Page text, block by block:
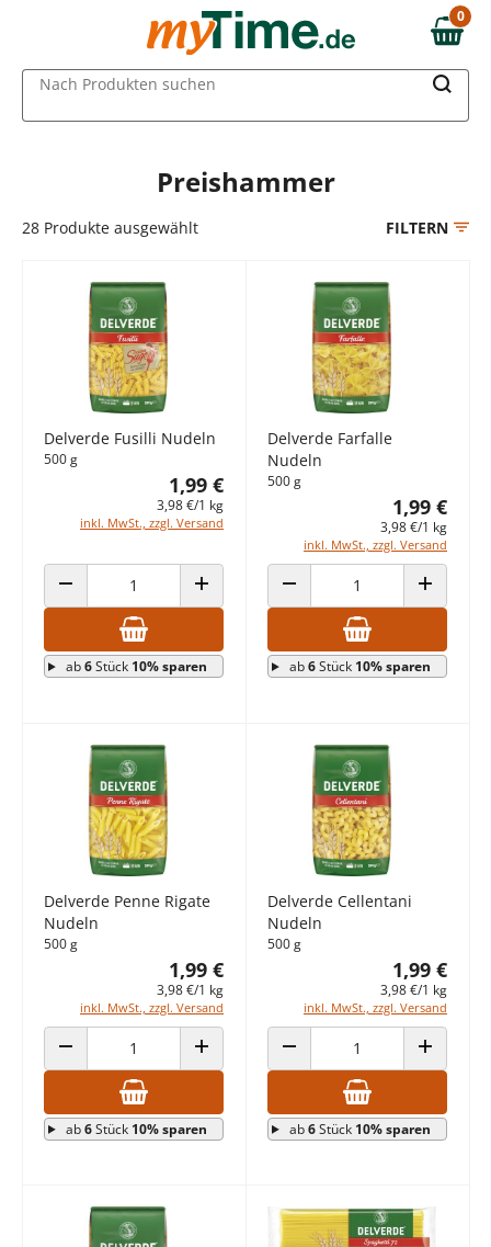
Zum Hauptinhalt springen
Zur Navigation springen
Zur Suche springen
0,00 €
0
Nach Produkten suchen
Preishammer
28 Produkte ausgewählt FILTERN
Delverde Fusilli Nudeln
500 g
1,99 €
3,98 €/1 kg
inkl. MwSt., zzgl. Versand
ANZAHL VERRINGERN ANZAHL ERHÖHEN
ab6Stück 10% sparen
Delverde Farfalle
Nudeln
500 g
1,99 €
3,98 €/1 kg
inkl. MwSt., zzgl. Versand
ANZAHL VERRINGERN ANZAHL
ab6Stück 10% sparen
Delverde Penne Rigate
Nudeln
500 g
1,99 €
3,98 €/1 kg
inkl. MwSt., zzgl. Versand
ANZAHL VERRINGERN ANZAHL ERHÖHEN
ab6Stück 10% sparen
Delverde Cellentani
Nudeln
500 g
1,99 €
3,98 €/1 kg
inkl. MwSt., zzgl. Versand
ANZAHL VERRINGERN ANZAHL
ab6Stück 10% sparen